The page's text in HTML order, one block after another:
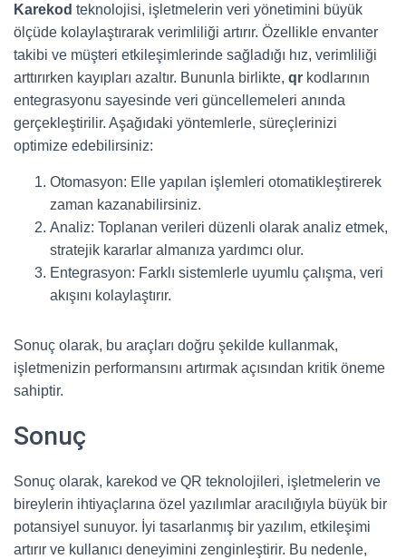
Karekod teknolojisi, işletmelerin veri yönetimini büyük
ölçüde kolaylaştırarak verimliliği artırır. Özellikle envanter
takibi ve müşteri etkileşimlerinde sağladığı hız, verimliliği
arttırırken kayıpları azaltır. Bununla birlikte, qr kodlarının
entegrasyonu sayesinde veri güncellemeleri anında
gerçekleştirilir. Aşağıdaki yöntemlerle, süreçlerinizi
optimize edebilirsiniz:
Otomasyon: Elle yapılan işlemleri otomatikleştirerek
zaman kazanabilirsiniz.
Analiz: Toplanan verileri düzenli olarak analiz etmek,
stratejik kararlar almanıza yardımcı olur.
Entegrasyon: Farklı sistemlerle uyumlu çalışma, veri
akışını kolaylaştırır.
Sonuç olarak, bu araçları doğru şekilde kullanmak,
işletmenizin performansını artırmak açısından kritik öneme
sahiptir.
Sonuç
Sonuç olarak, karekod ve QR teknolojileri, işletmelerin ve
bireylerin ihtiyaçlarına özel yazılımlar aracılığıyla büyük bir
potansiyel sunuyor. İyi tasarlanmış bir yazılım, etkileşimi
artırır ve kullanıcı deneyimini zenginleştirir. Bu nedenle,